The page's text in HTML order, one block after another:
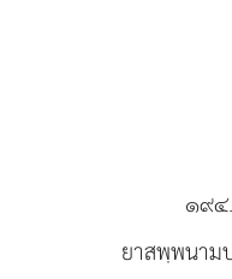
๑๙๔
ยาสพฺพนาม